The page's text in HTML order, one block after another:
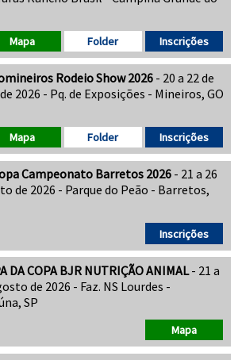
Inscrições
Folder
Mapa
Rodeio Show 2026- 20 a 22 de
2026 - Pq. de Exposições - Mineiros, GO
Inscrições
Folder
Mapa
Campeonato Barretos 2026 - 21 a 26
de 2026 - Parque do Peão - Barretos,
Inscrições
DA COPA BJR NUTRIÇÃO ANIMAL- 21 a
de 2026 - Faz. NS Lourdes -
SP
Mapa